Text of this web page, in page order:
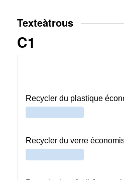
Texteàtrous
C1